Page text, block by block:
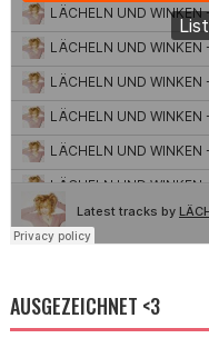
AUSGEZEICHNET <3